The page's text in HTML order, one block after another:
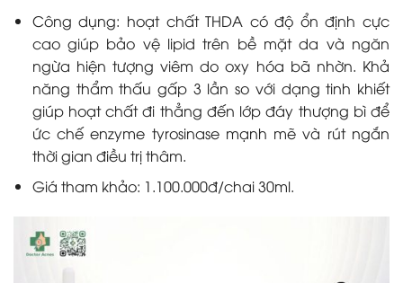
Công dụng: hoạt chất THDA có độ ổn định cực
cao giúp bảo vệ lipid trên bề mặt da và ngăn
ngừa hiện tượng viêm do oxy hóa bã nhờn. Khả
năng thẩm thấu gấp 3 lần so với dạng tinh khiết
giúp hoạt chất đi thẳng đến lớp đáy thượng bì để
ức chế enzyme tyrosinase mạnh mẽ và rút ngắn
thời gian điều trị thâm.
Giá tham khảo: 1.100.000đ/chai 30ml.